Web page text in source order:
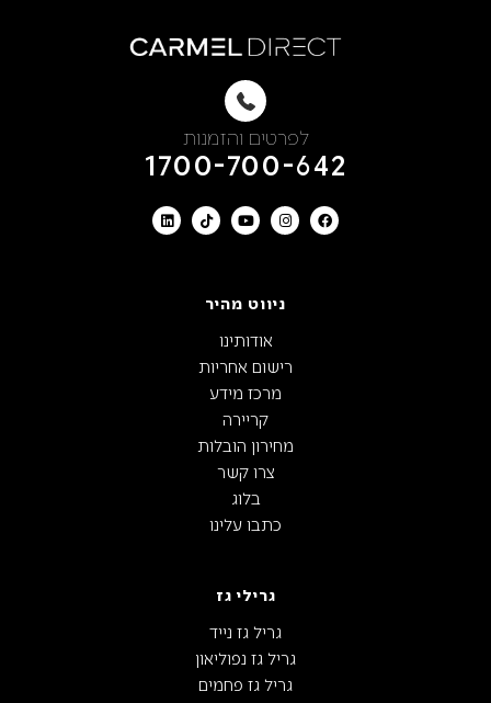
לפרטים והזמנות
1700-700-642
ניווט מהיר
אודותינו
רישום אחריות
מרכז מידע
קריירה
מחירון הובלות
צרו קשר
בלוג
כתבו עלינו
גרילי גז
גריל גז נייד
גריל גז נפוליאון
גריל גז פחמים